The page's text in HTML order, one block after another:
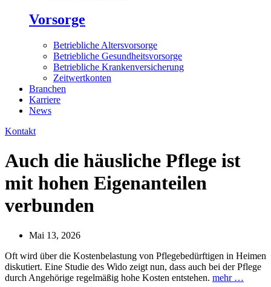
Vorsorge
Betriebliche Altersvorsorge
Betriebliche Gesundheitsvorsorge
Betriebliche Krankenversicherung
Zeitwertkonten
Branchen
Karriere
News
Kontakt
Auch die häusliche Pflege ist
mit hohen Eigenanteilen
verbunden
Mai 13, 2026
Oft wird über die Kostenbelastung von Pflegebedürftigen in Heimen
diskutiert. Eine Studie des Wido zeigt nun, dass auch bei der Pflege
durch Angehörige regelmäßig hohe Kosten entstehen. mehr …